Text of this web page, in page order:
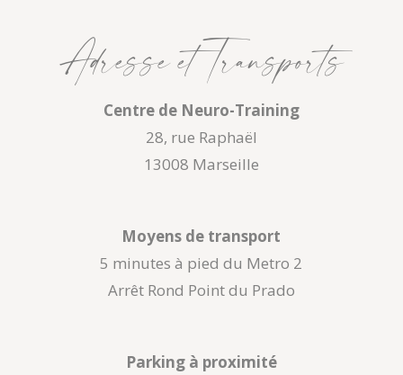
Adresse et Transports
Centre de Neuro-Training
28, rue Raphaël
13008 Marseille
Moyens de transport
5 minutes à pied du Metro 2
Arrêt Rond Point du Prado
Parking à proximité